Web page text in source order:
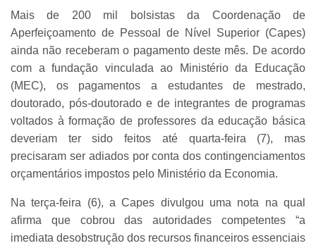
Mais de 200 mil bolsistas da Coordenação de
Aperfeiçoamento de Pessoal de Nível Superior (Capes)
ainda não receberam o pagamento deste mês. De acordo
com a fundação vinculada ao Ministério da Educação
(MEC), os pagamentos a estudantes de mestrado,
doutorado, pós-doutorado e de integrantes de programas
voltados à formação de professores da educação básica
deveriam ter sido feitos até quarta-feira (7), mas
precisaram ser adiados por conta dos contingenciamentos
orçamentários impostos pelo Ministério da Economia.
Na terça-feira (6), a Capes divulgou uma nota na qual
afirma que cobrou das autoridades competentes “a
imediata desobstrução dos recursos financeiros essenciais